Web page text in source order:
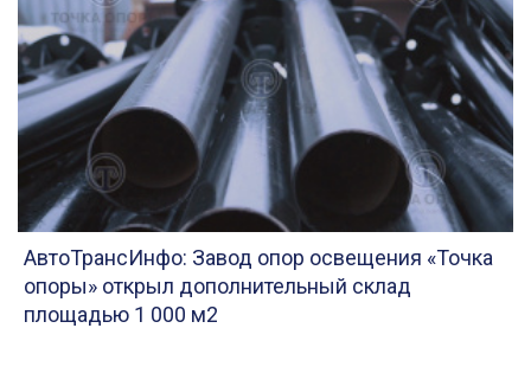
АвтоТрансИнфо: Завод опор освещения «Точка
опоры» открыл дополнительный склад
площадью 1 000 м2